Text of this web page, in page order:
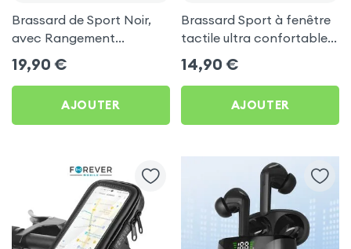
Brassard de Sport Noir,
avec Rangement
Carte/clé LinQ pour Vivo
V29 Lite 5G
19,90 €
AJOUTER
Brassard Sport à fenêtre
tactile ultra confortable
pour Vivo V29 Lite 5G
14,90 €
AJOUTER